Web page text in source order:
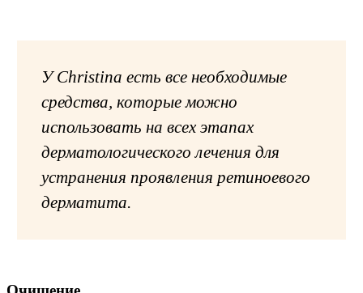
У Christina есть все необходимые
средства, которые можно
использовать на всех этапах
дерматологического лечения для
устранения проявления ретиноевого
дерматита.